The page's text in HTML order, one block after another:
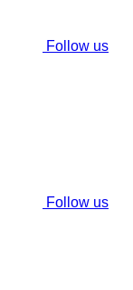
Follow us
Follow us